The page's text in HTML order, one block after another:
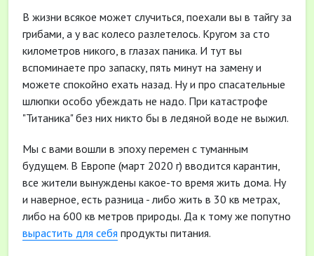
В жизни всякое может случиться, поехали вы в тайгу за
грибами, а у вас колесо разлетелось. Кругом за сто
километров никого, в глазах паника. И тут вы
вспоминаете про запаску, пять минут на замену и
можете спокойно ехать назад. Ну и про спасательные
шлюпки особо убеждать не надо. При катастрофе
"Титаника" без них никто бы в ледяной воде не выжил.
Мы с вами вошли в эпоху перемен с туманным
будущем. В Европе (март 2020 г) вводится карантин,
все жители вынуждены какое-то время жить дома. Ну
и наверное, есть разница - либо жить в 30 кв метрах,
либо на 600 кв метров природы. Да к тому же попутно
вырастить для себя продукты питания.